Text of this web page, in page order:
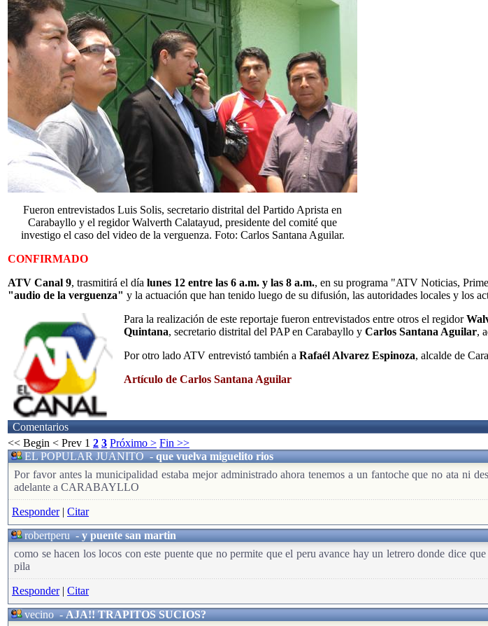
Fueron entrevistados Luis Solis, secretario distrital del Partido Aprista en
Carabayllo y el regidor Walverth Calatayud, presidente del comité que
investigo el caso del video de la verguenza. Foto: Carlos Santana Aguilar.
CONFIRMADO
ATV Canal 9, trasmitirá el día lunes 12 entre las 6 a.m. y las 8 a.m., en su programa "ATV Noticias,
"audio de la verguenza" y la actuación que han tenido luego de su difusión, las autoridades locales y los
Para la realización de este reportaje fueron entrevistados entre otros el regidor
Quintana, secretario distrital del PAP en Carabayllo y Carlos Santana Aguilar,
Por otro lado ATV entrevistó también a Rafaél Alvarez Espinoza, alcalde de
Artículo de Carlos Santana Aguilar
Comentarios
<< Begin < Prev 1 2 3 Próximo > Fin >>
EL POPULAR JUANITO-que vuelva miguelito rios
Por favor antes la municipalidad estaba mejor administrado ahora tenemos a un fantoche que no ata ni
adelante a CARABAYLLO
Responder| Citar
robertperu-y puente san martin
como se hacen los locos con este puente que no permite que el peru avance hay un letrero donde dice
pila
Responder| Citar
vecino-AJA!! TRAPITOS SUCIOS?